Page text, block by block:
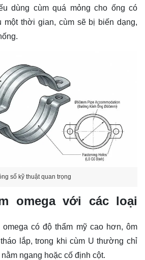
dùng cùm quá mỏng cho ống có
thời gian, cùm sẽ bị biến dạng,
số kỹ thuật quan trọng
omega với các loại
có độ thẩm mỹ cao hơn, ôm
lắp, trong khi cùm U thường chỉ
ngang hoặc cố định cột.